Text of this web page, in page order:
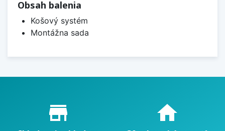
Obsah balenia
Košový systém
Montážna sada
Proč nakupovat u nás?
store_mall_directory home